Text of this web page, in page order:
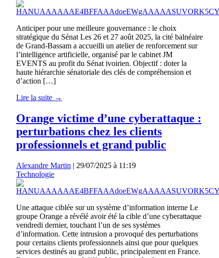
Anticiper pour une meilleure gouvernance : le choix
stratégique du Sénat Les 26 et 27 août 2025, la cité balnéaire
de Grand-Bassam a accueilli un atelier de renforcement sur
l’intelligence artificielle, organisé par le cabinet JM
EVENTS au profit du Sénat ivoirien. Objectif : doter la
haute hiérarchie sénatoriale des clés de compréhension et
d’action […]
Lire la suite →
Orange victime d’une cyberattaque :
perturbations chez les clients
professionnels et grand public
Alexandre Martin | 29/07/2025 à 11:19
Technologie
Une attaque ciblée sur un système d’information interne Le
groupe Orange a révélé avoir été la cible d’une cyberattaque
vendredi dernier, touchant l’un de ses systèmes
d’information. Cette intrusion a provoqué des perturbations
pour certains clients professionnels ainsi que pour quelques
services destinés au grand public, principalement en France.